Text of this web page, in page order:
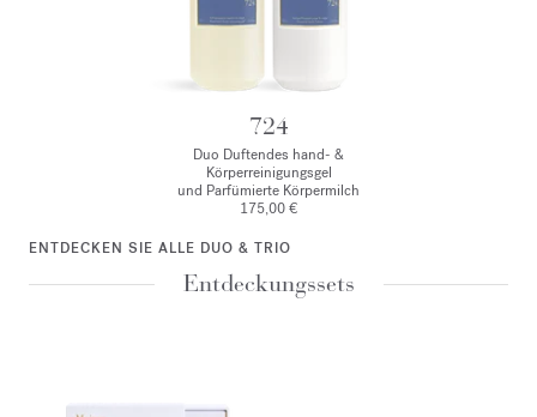
724
Duo Duftendes hand- &
Körperreinigungsgel
und Parfümierte Körpermilch
175,00 €
ENTDECKEN SIE ALLE DUO & TRIO
Entdeckungssets